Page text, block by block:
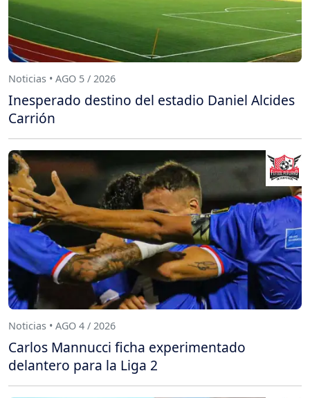
Noticias • AGO 5 / 2026
Inesperado destino del estadio Daniel Alcides
Carrión
Noticias • AGO 4 / 2026
Carlos Mannucci ficha experimentado
delantero para la Liga 2